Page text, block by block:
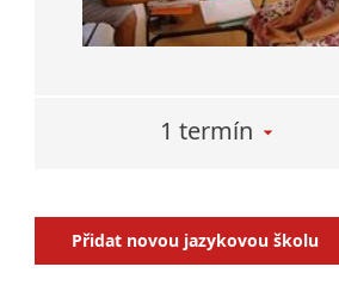
1 termín
Přidat novou jazykovou školu